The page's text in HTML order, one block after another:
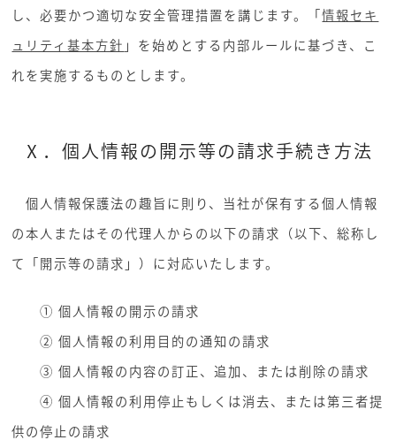
し、必要かつ適切な安全管理措置を講じます。「情報セキ
ュリティ基本方針 」を始めとする内部ルールに基づき、こ
れを実施するものとします。
Ⅹ．個人情報の開示等の請求手続き方法
個人情報保護法の趣旨に則り、当社が保有する個人情報
の本人またはその代理人からの以下の請求（以下、総称し
て「開示等の請求」）に対応いたします。
① 個人情報の開示の請求
② 個人情報の利用目的の通知の請求
③ 個人情報の内容の訂正、追加、または削除の請求
④ 個人情報の利用停止もしくは消去、または第三者提
供の停止の請求